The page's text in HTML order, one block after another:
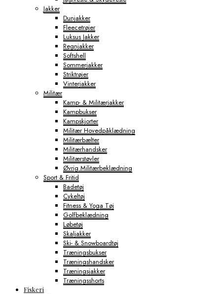
Jakker
Dunjakker
Fleecetrøjer
Luksus Jakker
Regnjakker
Softshell
Sommerjakker
Striktrøjer
Vinterjakker
Militær
Kamp- & Militærjakker
Kampbukser
Kampskjorter
Militær Hovedpåklædning
Militærbælter
Militærhandsker
Militærstøvler
Øvrig Militærbeklædning
Sport & Fritid
Badetøj
Cykeltøj
Fitness & Yoga Tøj
Golfbeklædning
Løbetøj
Skaljakker
Ski- & Snowboardtøj
Træningsbukser
Træningshandsker
Træningsjakker
Træningsshorts
Fiskeri